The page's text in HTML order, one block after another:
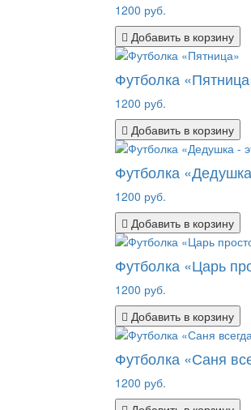
1200 руб.
Добавить в корзину
Футболка
1200 руб.
Добавить в корзину
Футболка
1200 руб.
Добавить в корзину
Футболка «Царь
1200 руб.
Добавить в корзину
Футболка «Саня
1200 руб.